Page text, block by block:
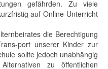
gefährden. Zu viele
auf Online-Unterricht
die Berechtigung
port unserer Kinder zur
sollte jedoch unabhängig
zu öffentlichen